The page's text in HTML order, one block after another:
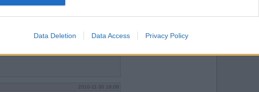
Data Deletion Data Access Privacy Policy
2010-11-30 18:08